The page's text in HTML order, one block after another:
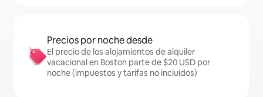
Precios por noche desde
El precio de los alojamientos de alquiler
vacacional en Boston parte de $20 USD por
noche (impuestos y tarifas no incluidos)